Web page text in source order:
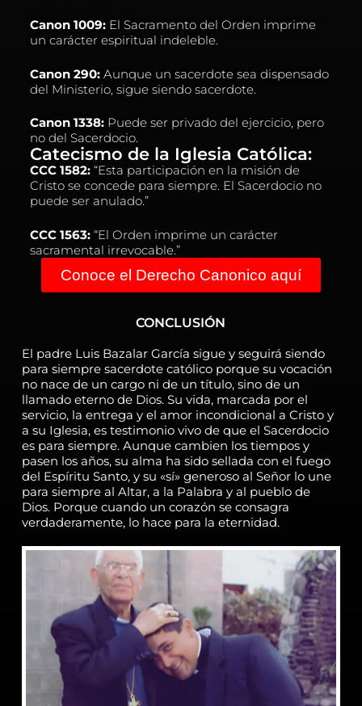
Canon 1009:El Sacramento del Orden imprime
un carácter espiritual indeleble.
Canon 290:Aunque un sacerdote sea dispensado
del Ministerio, sigue siendo sacerdote.
Canon 1338: Puede ser privado del ejercicio, pero
no del Sacerdocio.
Catecismo de la Iglesia Católica:
CCC 1582:“Esta participación en la misión de
Cristo se concede para siempre. El Sacerdocio no
puede ser anulado.”
CCC 1563:“El Orden imprime un carácter
sacramental irrevocable.”
Conoce el Derecho Canonico aquí
CONCLUSIÓN
El padre Luis Bazalar García sigue y seguirá siendo
para siempre sacerdote católico porque su vocación
no nace de un cargo ni de un título, sino de un
llamado eterno de Dios. Su vida, marcada por el
servicio, la entrega y el amor incondicional a Cristo y
a su Iglesia, es testimonio vivo de que el Sacerdocio
es para siempre. Aunque cambien los tiempos y
pasen los años, su alma ha sido sellada con el fuego
del Espíritu Santo, y su «sí» generoso al Señor lo une
para siempre al Altar, a la Palabra y al pueblo de
Dios. Porque cuando un corazón se consagra
verdaderamente, lo hace para la eternidad.